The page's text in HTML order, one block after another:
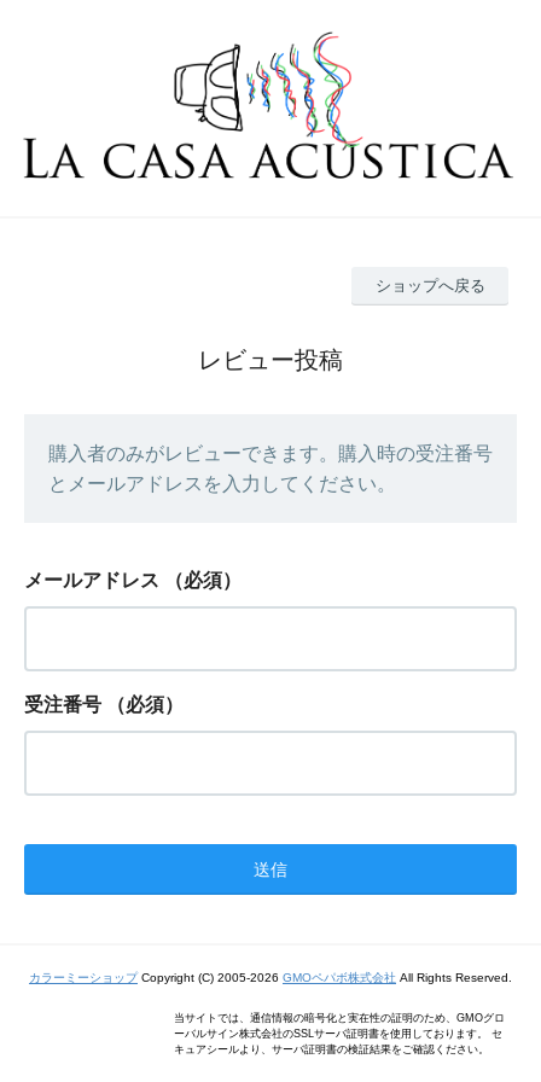
ショップへ戻る
レビュー投稿
購入者のみがレビューできます。購入時の受注番号
とメールアドレスを入力してください。
メールアドレス （必須）
受注番号 （必須）
カラーミーショップCopyright (C) 2005-2026 GMOペパボ株式会社 All Rights Reserved.
当サイトでは、通信情報の暗号化と実在性の証明のため、GMOグロ
ーバルサイン株式会社のSSLサーバ証明書を使用しております。 セ
キュアシールより、サーバ証明書の検証結果をご確認ください。